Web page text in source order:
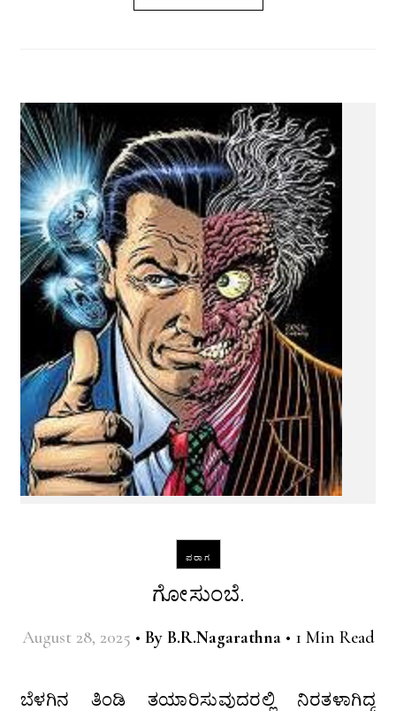
ಪರಾಗ
ಗೋಸುಂಬೆ.
August 28, 2025 • By B.R.Nagarathna • 1 Min Read
ಬೆಳಗಿನ ತಿಂಡಿ ತಯಾರಿಸುವುದರಲ್ಲಿ ನಿರತಳಾಗಿದ್ದ